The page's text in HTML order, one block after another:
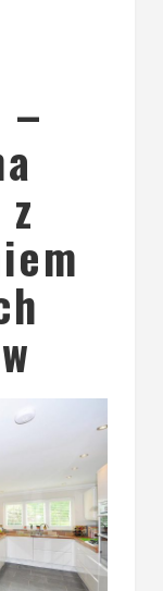
–